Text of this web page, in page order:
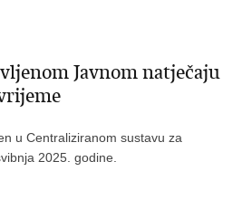
Javnom natječaju
u Centraliziranom sustavu za
2025. godine.